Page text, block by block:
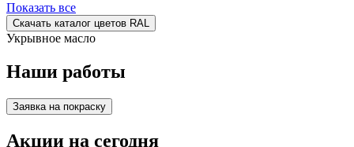
Показать все
Скачать каталог цветов RAL
Укрывное масло
Наши работы
Заявка на покраску
Акции на сегодня